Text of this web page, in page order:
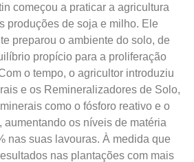
começou a praticar a agricultura
produções de soja e milho. Ele
preparou o ambiente do solo, de
propício para a proliferação
o tempo, o agricultor introduziu
e os Remineralizadores de Solo,
como o fósforo reativo e o
aumentando os níveis de matéria
nas suas lavouras. À medida que
nas plantações com mais